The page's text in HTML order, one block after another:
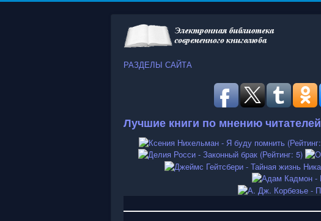
РАЗДЕЛЫ САЙТА
Лучшие книги по мнению читателей